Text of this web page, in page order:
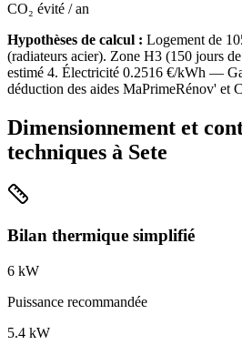
CO₂ évité / an
Hypothèses de calcul : Logement de
(radiateurs acier). Zone H3 (150 jours
estimé 4. Électricité 0.2516 €/kWh —
déduction des aides MaPrimeRénov' et
Dimensionnement et
techniques à Sete
Bilan thermique simplifié
6 kW
Puissance recommandée
5.4 kW